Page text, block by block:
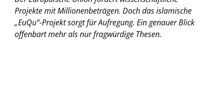
Projekte mit Millionenbeträgen. Doch das islamische
„EuQu“-Projekt sorgt für Aufregung. Ein genauer Blick
offenbart mehr als nur fragwürdige Thesen.